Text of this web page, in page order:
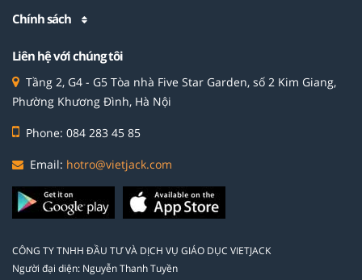
Chính sách
Liên hệ với chúng tôi
Tầng 2, G4 - G5 Tòa nhà Five Star Garden, số 2 Kim Giang,
Phường Khương Đình, Hà Nội
Phone: 084 283 45 85
Email: hotro@vietjack.com
CÔNG TY TNHH ĐẦU TƯ VÀ DỊCH VỤ GIÁO DỤC VIETJACK
Người đại diện: Nguyễn Thanh Tuyền